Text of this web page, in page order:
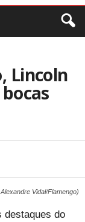
Lincoln
Vidal/Flamengo)
destaques do